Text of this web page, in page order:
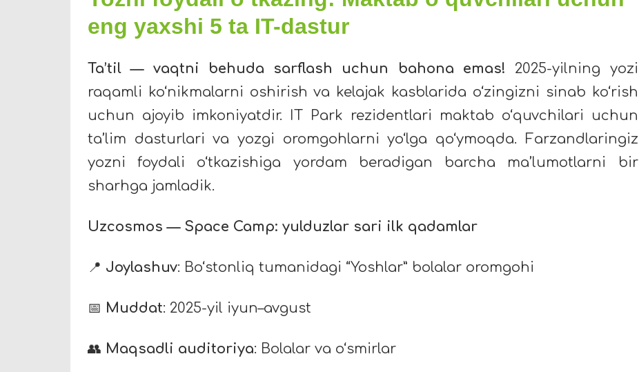
eng yaxshi 5 ta IT-dastur
Ta’til — vaqtni behuda sarflash uchun bahona emas! 2025-yilning yozi
raqamli ko‘nikmalarni oshirish va kelajak kasblarida o‘zingizni sinab ko‘rish
uchun ajoyib imkoniyatdir. IT Park rezidentlari maktab o‘quvchilari uchun
ta’lim dasturlari va yozgi oromgohlarni yo‘lga qo‘ymoqda. Farzandlaringiz
yozni foydali o‘tkazishiga yordam beradigan barcha ma’lumotlarni bir
sharhga jamladik.
Uzcosmos — Space Camp: yulduzlar sari ilk qadamlar
📍 Joylashuv: Bo‘stonliq tumanidagi “Yoshlar” bolalar oromgohi
📅 Muddat: 2025-yil iyun–avgust
👥 Maqsadli auditoriya: Bolalar va o‘smirlar